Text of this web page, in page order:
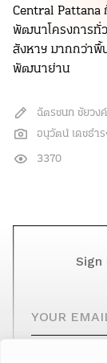
Central Pattana
พัฒนาโครงการทั่
สังหาฯ มากกว่า
พัฒนาย่าน
ฉัตรชนก ชัยวงค์
อนุวัตน์ เดชธำ
3370